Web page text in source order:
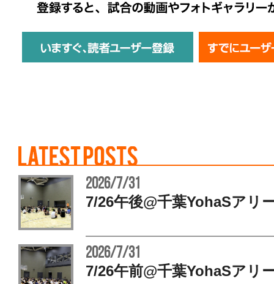
2026/7/31
7/26午後@千葉YohaSア
2026/7/31
7/26午前@千葉YohaSア